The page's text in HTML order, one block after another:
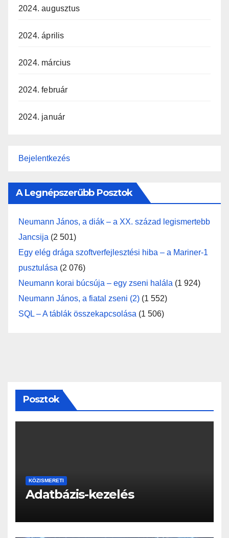
2024. augusztus
2024. április
2024. március
2024. február
2024. január
Bejelentkezés
A Legnépszerűbb Posztok
Neumann János, a diák – a XX. század legismertebb
Jancsija (2 501)
Egy elég drága szoftverfejlesztési hiba – a Mariner-1
pusztulása (2 076)
Neumann korai búcsúja – egy zseni halála (1 924)
Neumann János, a fiatal zseni (2) (1 552)
SQL – A táblák összekapcsolása (1 506)
Posztok
KÖZISMERETI
Adatbázis-kezelés